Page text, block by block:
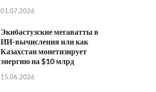
01.07.2026
Экибастузские мегаватты в
ИИ-вычисления или как
Казахстан монетизирует
энергию на $10 млрд
15.06.2026